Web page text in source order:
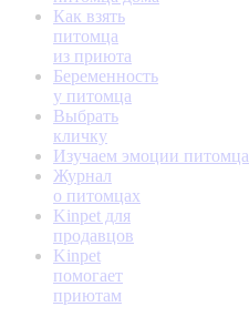
Как взять
питомца
из приюта
Беременность
у питомца
Выбрать
кличку
Изучаем эмоции питомца
Журнал
о питомцах
Kinpet для
продавцов
Kinpet
помогает
приютам